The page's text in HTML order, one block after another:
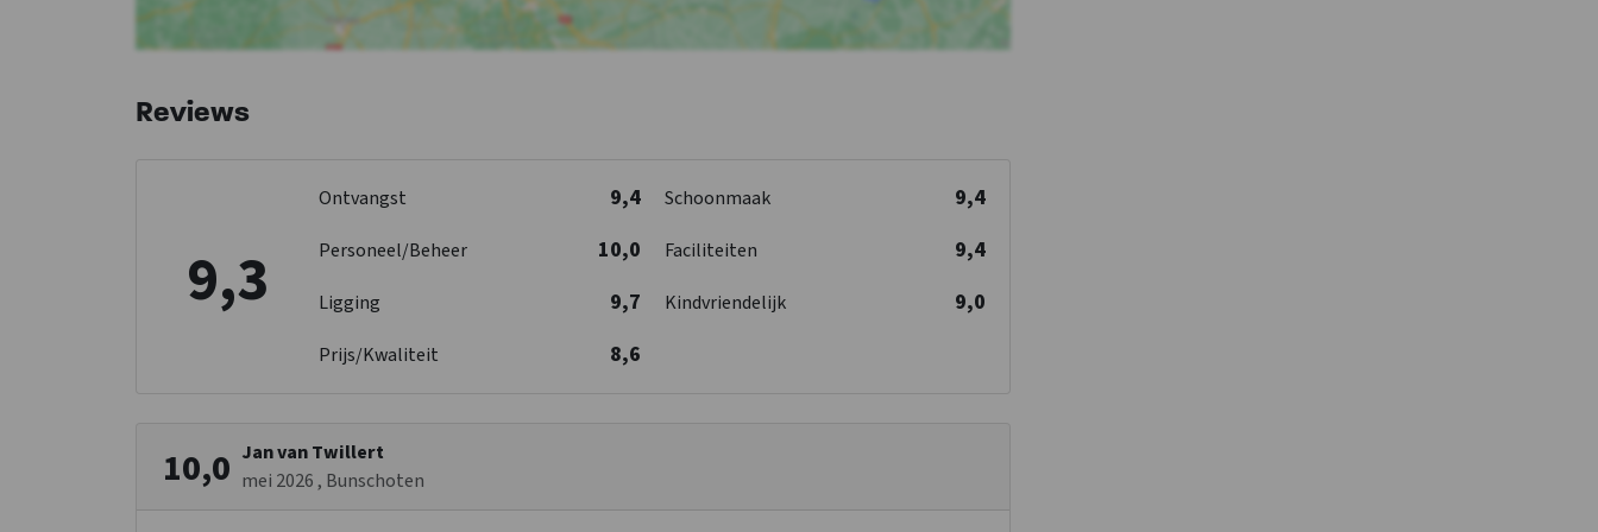
1-persoonsbed: 1
1-persoonsbed: 1
Verdieping 2
Reviews
9,3
Ontvangst 9,4 Schoonmaak 9,4
Personeel/Beheer 10,0 Faciliteiten 9,4
Ligging 9,7 Kindvriendelijk 9,0
Prijs/Kwaliteit 8,6
10,0 Jan van Twillert
mei 2026, Bunschoten